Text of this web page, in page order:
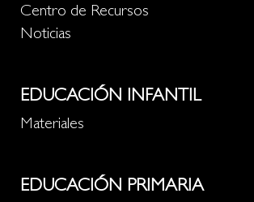
Centro de Recursos
Noticias
EDUCACIÓN INFANTIL
Materiales
EDUCACIÓN PRIMARIA